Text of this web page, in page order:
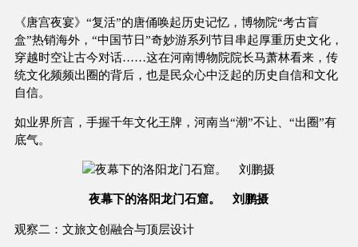
《唐宫夜宴》“复活”的唐俑唤起历史记忆，博物院“考古盲
盒”热销海外，“中国节日”奇妙游系列节目串起厚重历史文化，
穿越时空让古今对话……这在河南博物院院长马萧林看来，传
统文化频频出圈的背后，也是民众心中泛起的历史自信和文化
自信。
如业界所言，手握千年文化王牌，河南当“潮”不让、“出圈”有
底气。
夜幕下的洛阳龙门石窟。 刘鹏摄
观察二：文旅文创融合与顶层设计